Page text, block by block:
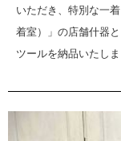
いただき、特別な一
着室）」の店舗什器
ツールを納品いたし